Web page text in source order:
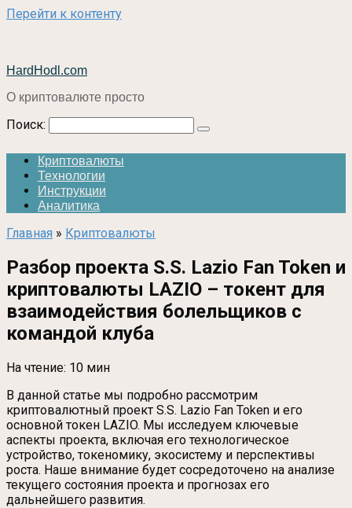
Перейти к контенту
HardHodl.com
О криптовалюте просто
Поиск:
Криптовалюты
Технологии
Инструкции
Аналитика
Главная » Криптовалюты
Разбор проекта S.S. Lazio Fan Token и
криптовалюты LAZIO – токент для
взаимодействия болельщиков с
командой клуба
На чтение: 10 мин
В данной статье мы подробно рассмотрим
криптовалютный проект S.S. Lazio Fan Token и его
основной токен LAZIO. Мы исследуем ключевые
аспекты проекта, включая его технологическое
устройство, токеномику, экосистему и перспективы
роста. Наше внимание будет сосредоточено на анализе
текущего состояния проекта и прогнозах его
дальнейшего развития.